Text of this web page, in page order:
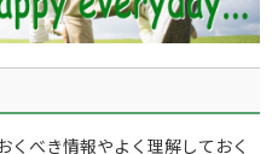
くべき情報やよく理解しておく